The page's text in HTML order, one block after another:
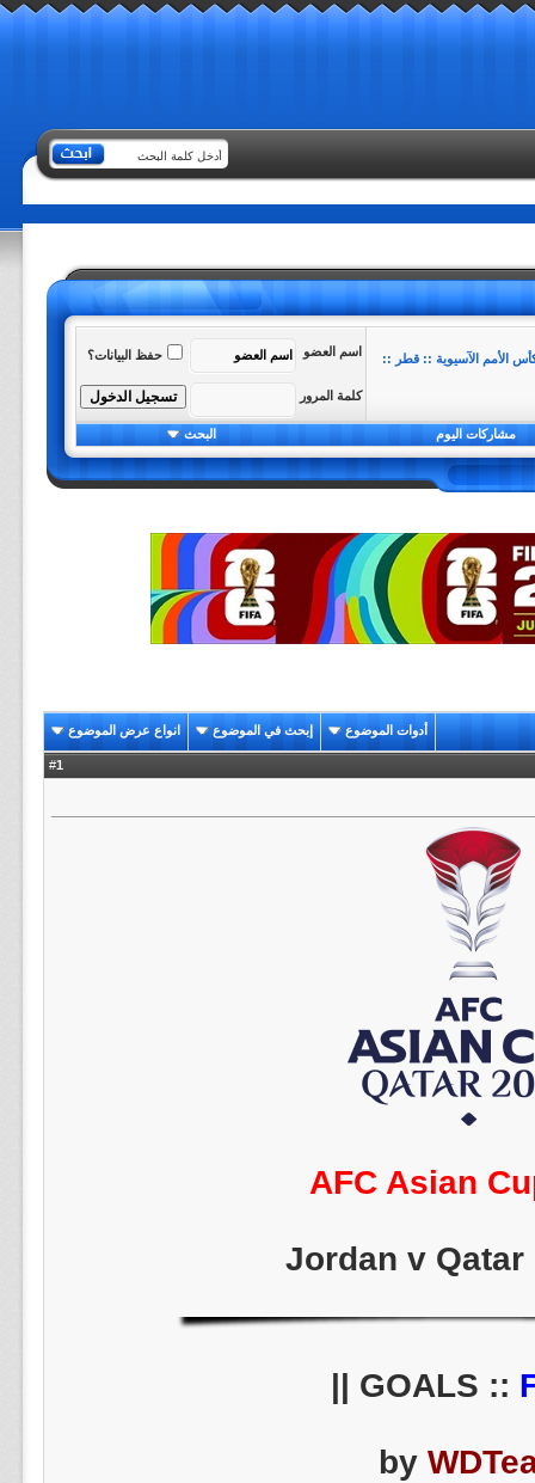
الأمم الآسيوية :: قطر :: اسم العضو حفظ البيانات؟
كلمة المرور
مشاركات اليوم البحث
أدوات الموضوع إبحث في الموضوع انواع عرض الموضوع
1
AFC Asian
Jordan v Qatar
by